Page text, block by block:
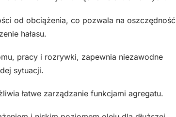
od obciążenia, co pozwala na oszczędność
hałasu.
pracy i rozrywki, zapewnia niezawodne
sytuacji.
łatwe zarządzanie funkcjami agregatu.